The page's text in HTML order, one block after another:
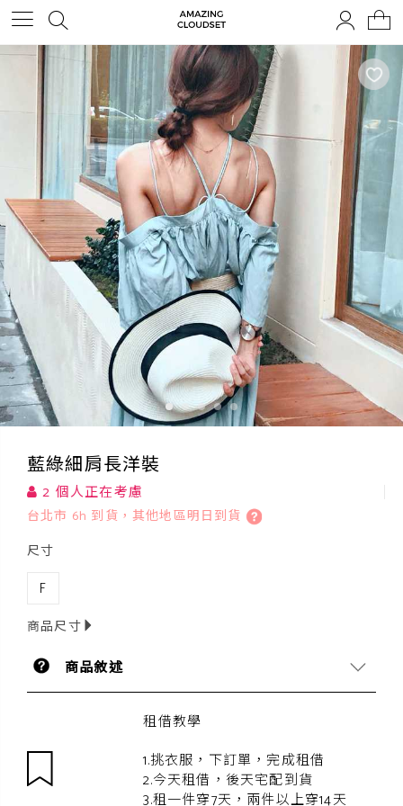
藍綠細肩長洋裝
2 個人正在考慮
台北市 6h 到貨，其他地區明日到貨
尺寸
F
商品尺寸
商品敘述
租借教學
1.挑衣服，下訂單，完成租借
2.今天租借，後天宅配到貨
3.租一件穿7天，兩件以上穿14天